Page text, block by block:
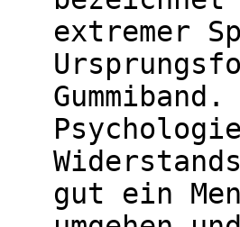
extremer
gut ein